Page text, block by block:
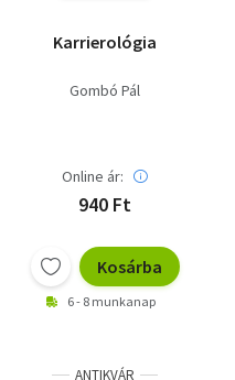
Karrierológia
Gombó Pál
Online ár:
940 Ft
Kosárba
6 - 8 munkanap
ANTIKVÁR